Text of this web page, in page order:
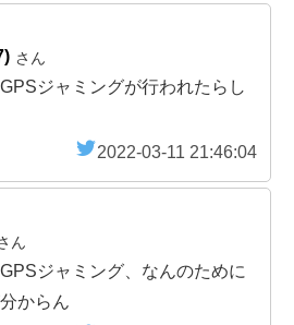
さん
ジャミングが行われたらし
2022-03-11 21:46:04
ん
ジャミング、なんのために
からん